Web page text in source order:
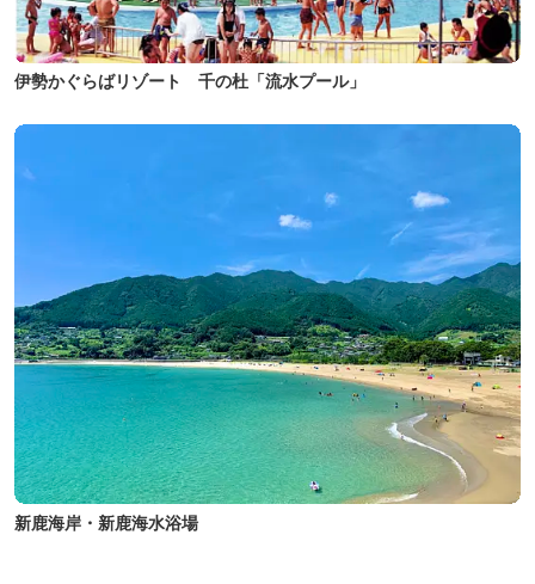
伊勢かぐらばリゾート 千の杜「流水プール」
新鹿海岸・新鹿海水浴場